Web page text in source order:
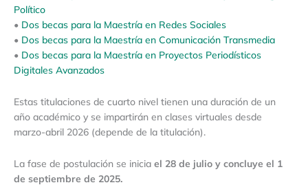
Político
• Dos becas para la Maestría en Redes Sociales
• Dos becas para la Maestría en Comunicación Transmedia
• Dos becas para la Maestría en Proyectos Periodísticos
Digitales Avanzados
Estas titulaciones de cuarto nivel tienen una duración de un
año académico y se impartirán en clases virtuales desde
marzo-abril 2026 (depende de la titulación).
La fase de postulación se inicia el 28 de julio y concluye el 1
de septiembre de 2025.